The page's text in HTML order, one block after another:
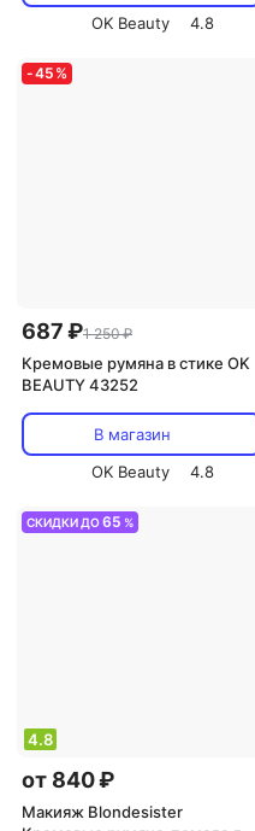
OK Beauty
4.8
-45 %
687 ₽1 250 ₽
Кремовые румяна в стике OK
BEAUTY 43252
В магазин
OK Beauty
4.8
СКИДКИ ДО65 %
4.8
от 840 ₽
Макияж Blondesister